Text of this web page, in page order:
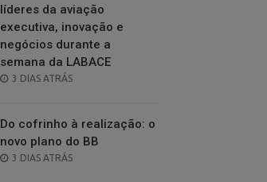
líderes da aviação
executiva, inovação e
negócios durante a
semana da LABACE
POSTED
3 DIAS ATRÁS
Do cofrinho à realização: o
novo plano do BB
POSTED
3 DIAS ATRÁS